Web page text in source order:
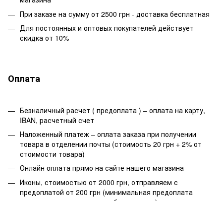
При заказе на сумму от 2500 грн - доставка бесплатная
Для постоянных и оптовых покупателей действует
скидка от 10%
Оплата
Безналичный расчет ( предоплата ) – оплата на карту,
IBAN, расчетный счет
Наложенный платеж – оплата заказа при получении
товара в отделении почты (стоимость 20 грн + 2% от
стоимости товара)
Онлайн оплата прямо на сайте нашего магазина
Иконы, стоимостью от 2000 грн, отправляем с
предоплатой от 200 грн (минимальная предоплата